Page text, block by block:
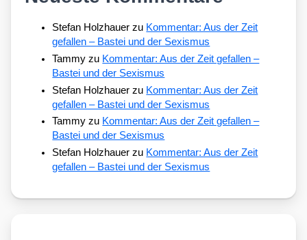
Stefan Holzhauer zu Kommentar: Aus der Zeit
gefallen – Bastei und der Sexismus
Tammy zu Kommentar: Aus der Zeit gefallen –
Bastei und der Sexismus
Stefan Holzhauer zu Kommentar: Aus der Zeit
gefallen – Bastei und der Sexismus
Tammy zu Kommentar: Aus der Zeit gefallen –
Bastei und der Sexismus
Stefan Holzhauer zu Kommentar: Aus der Zeit
gefallen – Bastei und der Sexismus